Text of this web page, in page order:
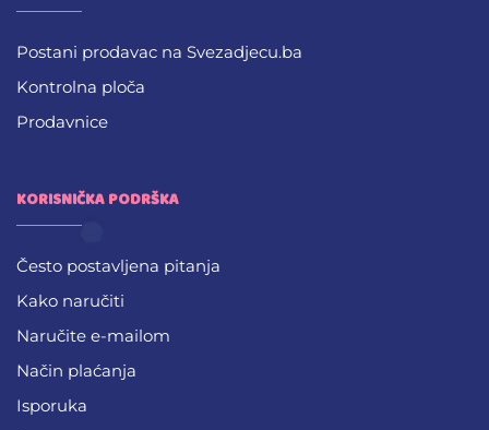
Postani prodavac na Svezadjecu.ba
Kontrolna ploča
Prodavnice
KORISNIČKA PODRŠKA
Često postavljena pitanja
Kako naručiti
Naručite e-mailom
Način plaćanja
Isporuka